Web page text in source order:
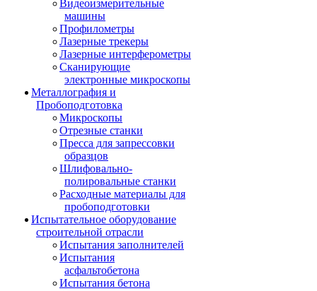
Видеоизмерительные
машины
Профилометры
Лазерные трекеры
Лазерные интерферометры
Сканирующие
электронные микроскопы
Металлография и
Пробоподготовка
Микроскопы
Отрезные станки
Пресса для запрессовки
образцов
Шлифовально-
полировальные станки
Расходные материалы для
пробоподготовки
Испытательное оборудование
строительной отрасли
Испытания заполнителей
Испытания
асфальтобетона
Испытания бетона